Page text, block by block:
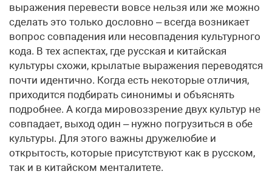
выражения перевести вовсе нельзя или же можно
сделать это только дословно – всегда возникает
вопрос совпадения или несовпадения культурного
кода. В тех аспектах, где русская и китайская
культуры схожи, крылатые выражения переводятся
почти идентично. Когда есть некоторые отличия,
приходится подбирать синонимы и объяснять
подробнее. А когда мировоззрение двух культур не
совпадает, выход один – нужно погрузиться в обе
культуры. Для этого важны дружелюбие и
открытость, которые присутствуют как в русском,
так и в китайском менталитете.